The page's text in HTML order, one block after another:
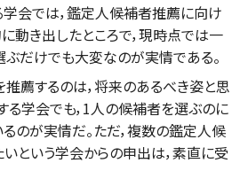
会では，鑑定人候補者推薦に向け
動き出したところで，現時点では一
だけでも大変なのが実情である。
薦するのは，将来のあるべき姿と思
る学会でも，1人の候補者を選ぶのに
のが実情だ。ただ，複数の鑑定人候
という学会からの申出は，素直に受